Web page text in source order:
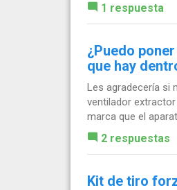
1 respuesta
¿Puedo
que hay
Les agradecería si
ventilador
marca que el
2 respuestas
Kit de tiro